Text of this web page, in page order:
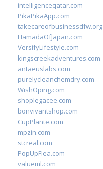
intelligenceqatar.com
PikaPikaApp.com
takecareofbusinessdfw.org
HamadaOfJapan.com
VersifyLifestyle.com
kingscreekadventures.com
antaeuslabs.com
purelycleanchemdry.com
WishOping.com
shoplegacee.com
bonvivantshop.com
CupPlante.com
mpzin.com
stcreal.com
PopUpFlea.com
valueml.com